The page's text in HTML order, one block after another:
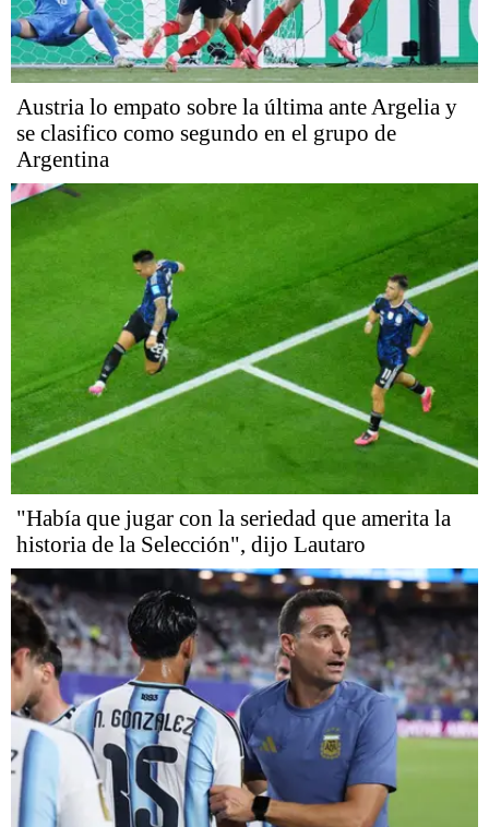
Austria lo empato sobre la última ante Argelia y
se clasifico como segundo en el grupo de
Argentina
"Había que jugar con la seriedad que amerita la
historia de la Selección", dijo Lautaro